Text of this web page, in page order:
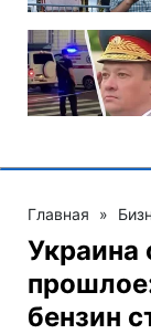
Главная »
Украина
бензин